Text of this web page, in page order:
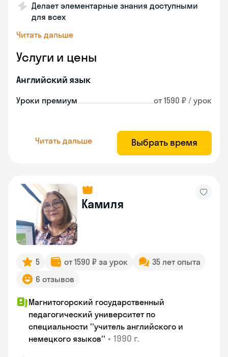
Делает элементарные знания доступными
для всех
Читать дальше
Услуги и цены
Английский язык
Уроки премиум от 1590 ₽ / урок
Читать дальше Выбрать время
Камиля
5 от 1590 ₽ за урок
35 лет опыта
6 отзывов
Магнитогорский государственный
педагогический университет по
специальности ''учитель английского и
немецкого языков'' • 1990 г.